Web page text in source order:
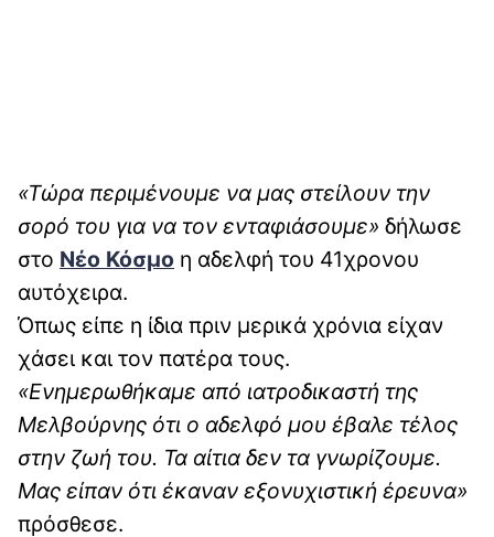
«Τώρα περιμένουμε να μας στείλουν την
σορό του για να τον ενταφιάσουμε» δήλωσε
στο Νέο Κόσμο η αδελφή του 41χρονου
αυτόχειρα.
Όπως είπε η ίδια πριν μερικά χρόνια είχαν
χάσει και τον πατέρα τους.
«Ενημερωθήκαμε από ιατροδικαστή της
Μελβούρνης ότι ο αδελφό μου έβαλε τέλος
στην ζωή του. Τα αίτια δεν τα γνωρίζουμε.
Μας είπαν ότι έκαναν εξονυχιστική έρευνα»
πρόσθεσε.